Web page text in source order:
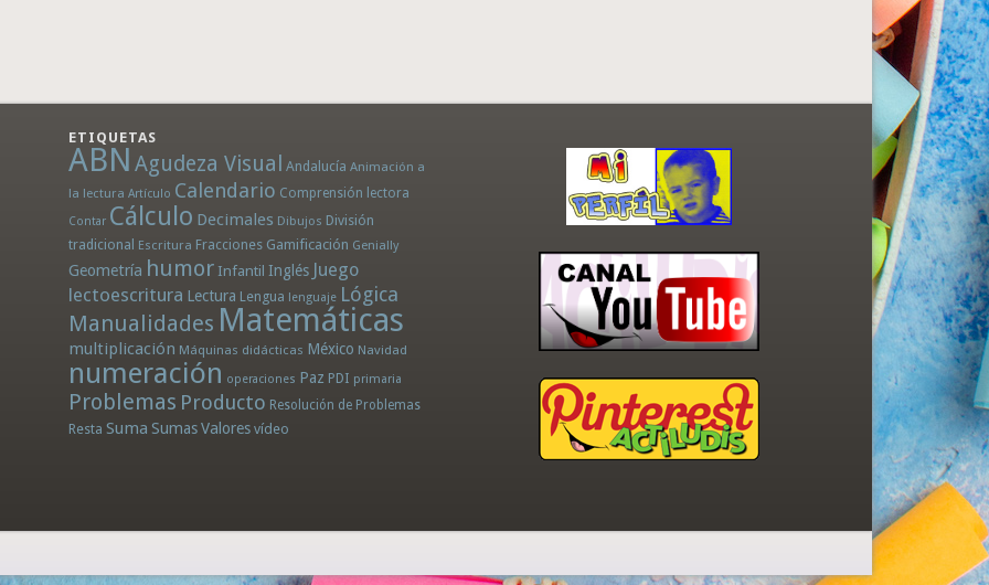
ETIQUETAS
ABN Agudeza Visual Andalucía Animación a
la lectura Artículo Calendario Comprensión lectora
Contar Cálculo Decimales Dibujos División
tradicional Escritura Fracciones Gamificación Genially
Geometría humor Infantil Inglés Juego
lectoescritura Lectura Lengua lenguaje Lógica
Manualidades Matemáticas
multiplicación Máquinas didácticas México Navidad
numeración operaciones Paz PDI primaria
Problemas Producto Resolución de Problemas
Resta Suma SumasValores vídeo